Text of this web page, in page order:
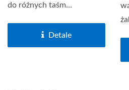
do różnych taśm
grubości...
Detale